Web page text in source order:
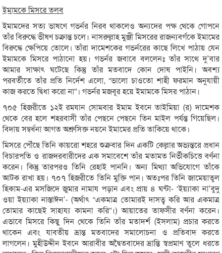
ইমামকে মিসরে তলব
ইমামদের সত্য ভাষণে গভর্নর নিরব থাকলেও অন্যদের পক্ষ থেকে গোপনে
তাঁর বিরুদ্ধে ভীষণ চক্রান্ত চলে। নাসরুল্লাহ মুঞ্জী মিসরের রাজন্যবর্গকে ইমামের
বিরুদ্ধে ক্ষেপিয়ে তোলে। তাঁরা দামেশকের গভর্নরের কাছে লিখে পাঠায় যেন
ইমামকে মিসরে পাঠানো হয়। গভর্নর জবাবে বললেনঃ তাঁর সাথে দু’বার
আমার সাক্ষাৎ ঘটেছে কিন্তু তাঁর মতবাদে কোন দোষ পাইনি। অবশ্য
পরবর্তীতে তাঁর প্রতি নির্দেশ এলো, “ভালো চাওতো শাহী ফরমান অনুযায়ী
কাজ করতে দ্বিধা করো না”। গভর্নর মজবূর হয়ে ইমামকে মিসর পাঠান।
৭০৫ হিজরীতে ১২ই রমযান সোমবার ইমাম ইবনে তাইমিয়া (র) দামেশক
থেকে বের হলে শহরবাসী তাঁর পেছনে পেছনে তিন মাইল পর্যন্ত গিয়েছিল।
বিদায় সম্বর্ধনা আগত অশ্রুসিক্ত নয়নে ইমামের প্রতি তাকিয়ে থাকে।
মিসরে পৌঁছে তিনি কায়রো শহরে শুক্রবার দিন একটি কেল্লার অভ্যন্তরে প্রধান
বিচারপতি ও রাজদরবারীদের এক সমাবেশে তাঁর মতামত নির্ভীকচিত্তে বর্ণনা
করেন। কিন্তু তারপরও তিনি রেহাই পাননি। অন্য মিথ্যা অভিযোগে তাঁকে
আটক রাখা হয়। ৭০৭ হিজরীতে তিনি মুক্তি পান। অতঃপর তিনি জামেয়াতুল
হিকাম-এর মসজিদে জুমার নামায পড়ান এবং প্রায় ৪ ঘন্টা- ‘ইয়্যাকা না’বুদু
ওয়া ইয়্যাকা নাস্তাঈন’- (অর্থাৎ “একমাত্র তোমারই দাসত্ব করি আর একমাত্র
তোমার কাছেই সাহায্য কামনা করি”।) আয়াতের তাফসীর বর্ণনা করেন।
এভাবে মিসরে কিছু দিন থেকে তিনি তাঁর মতাদর্শ (ইসলাম) প্রচার করতে
থাকেন এবং যাবতীয় ভ্রান্ত মতবাদের সমালোচনা ও প্রতিবাদ করতে
লাগলেন। মুহীউদ্দীন ইবনে আরাবীর অদ্বৈতবাদের ভ্রান্তি স্বপ্রমাণ তুলে ধরতে